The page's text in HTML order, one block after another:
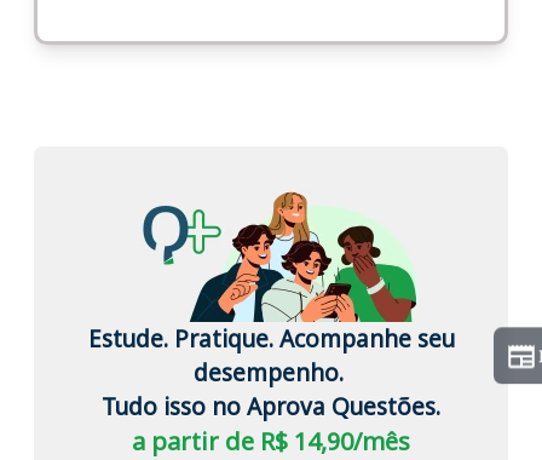
Estude. Pratique. Acompanhe seu
desempenho.
Tudo isso no Aprova Questões.
a partir de R$ 14,90/mês